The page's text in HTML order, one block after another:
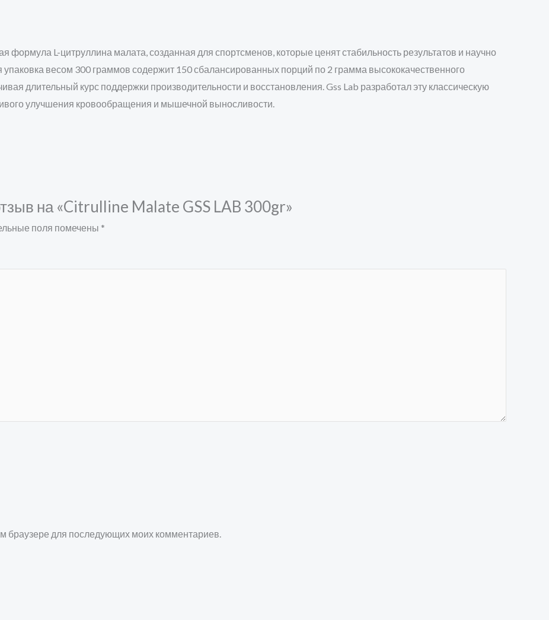
формула L-цитруллина малата, созданная для спортсменов, которые ценят стабильность результатов и научно
весом 300 граммов содержит 150 сбалансированных порций по 2 грамма высококачественного
длительный курс поддержки производительности и восстановления. Gss Lab разработал эту классическую
улучшения кровообращения и мышечной выносливости.
на «Citrulline Malate GSS LAB 300gr»
поля помечены *
браузере для последующих моих комментариев.